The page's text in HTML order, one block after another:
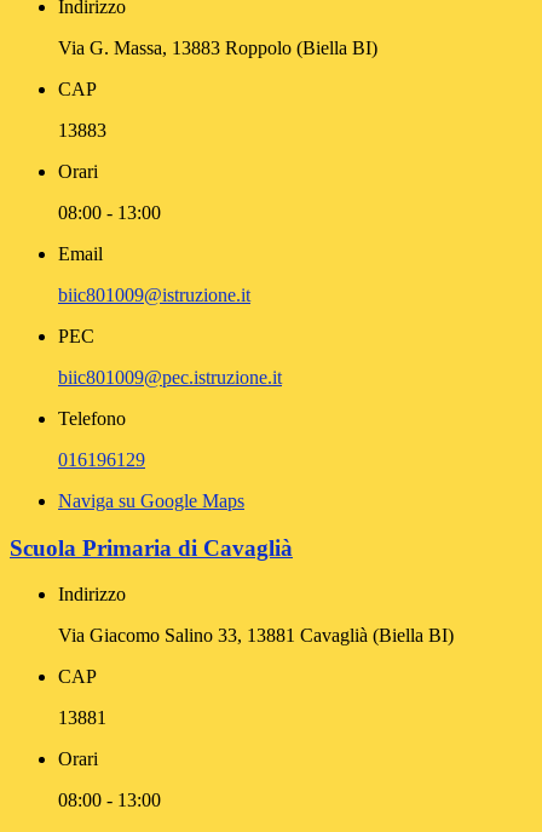
Indirizzo
Via G. Massa, 13883 Roppolo (Biella BI)
CAP
13883
Orari
08:00 - 13:00
Email
biic801009@istruzione.it
PEC
biic801009@pec.istruzione.it
Telefono
016196129
Naviga su Google Maps
Scuola Primaria di Cavaglià
Indirizzo
Via Giacomo Salino 33, 13881 Cavaglià (Biella BI)
CAP
13881
Orari
08:00 - 13:00